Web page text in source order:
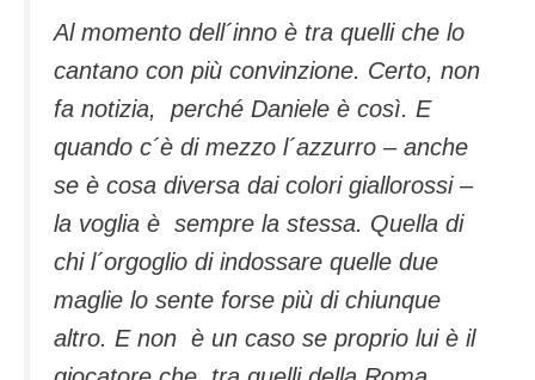
Al momento dell´inno è tra quelli che lo
cantano con più convinzione. Certo, non
fa notizia, perché Daniele è così. E
quando c´è di mezzo l´azzurro – anche
se è cosa diversa dai colori giallorossi –
la voglia è sempre la stessa. Quella di
chi l´orgoglio di indossare quelle due
maglie lo sente forse più di chiunque
altro. E non è un caso se proprio lui è il